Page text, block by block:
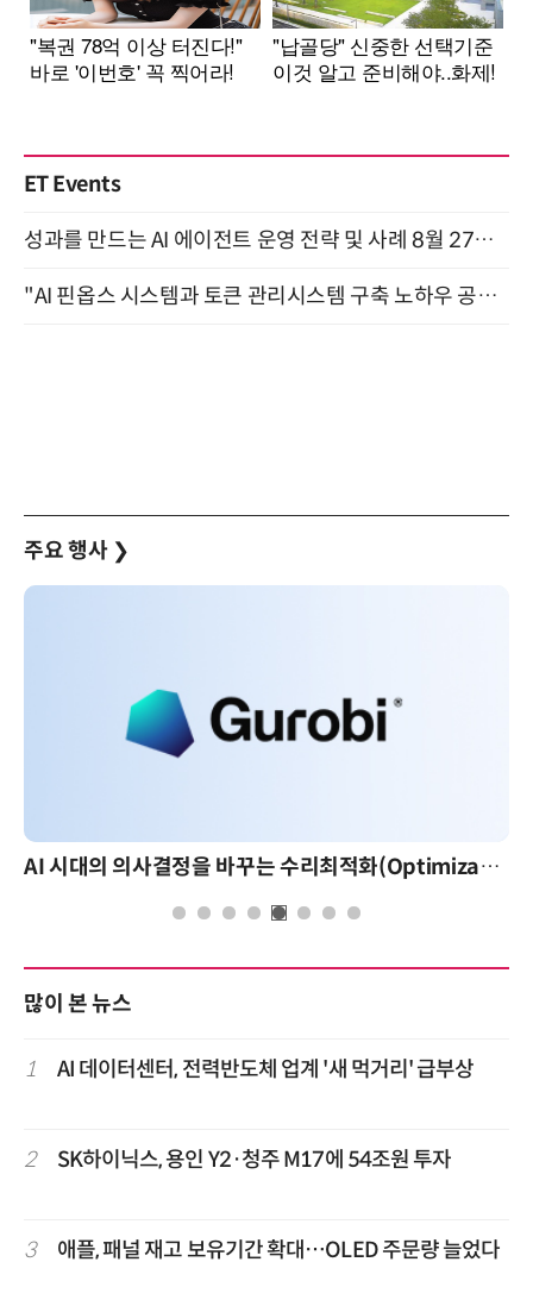
ET Events
성과를 만드는 AI 에이전트 운영 전략 및 사례 8월 27일 개최
"AI 핀옵스 시스템과 토큰 관리시스템 구축 노하우 공개" 잠실 한국광고문화회관 2층 대회의실 (8/21)
주요 행사 ❯
AI 시대의 의사결정을 바꾸는 수리최적화(Optimization): 실제 산업 적용 사례와 활용 전략
많이 본 뉴스
1 AI 데이터센터, 전력반도체 업계 '새 먹거리' 급부상
2 SK하이닉스, 용인 Y2·청주 M17에 54조원 투자
3 애플, 패널 재고 보유기간 확대…OLED 주문량 늘었다